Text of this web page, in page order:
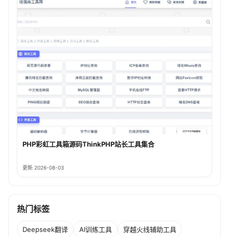
PHP彩虹工具箱源码ThinkPHP站长工具集合
更新 2026-08-03
热门标签
Deepseek翻译 AI训练工具 穿越火线辅助工具